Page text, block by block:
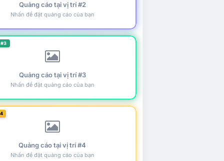
Quảng cáo tại vị trí #2
Nhấn để đặt quảng cáo của bạn
Quảng cáo tại vị trí #3
Nhấn để đặt quảng cáo của bạn
Quảng cáo tại vị trí #4
Nhấn để đặt quảng cáo của bạn